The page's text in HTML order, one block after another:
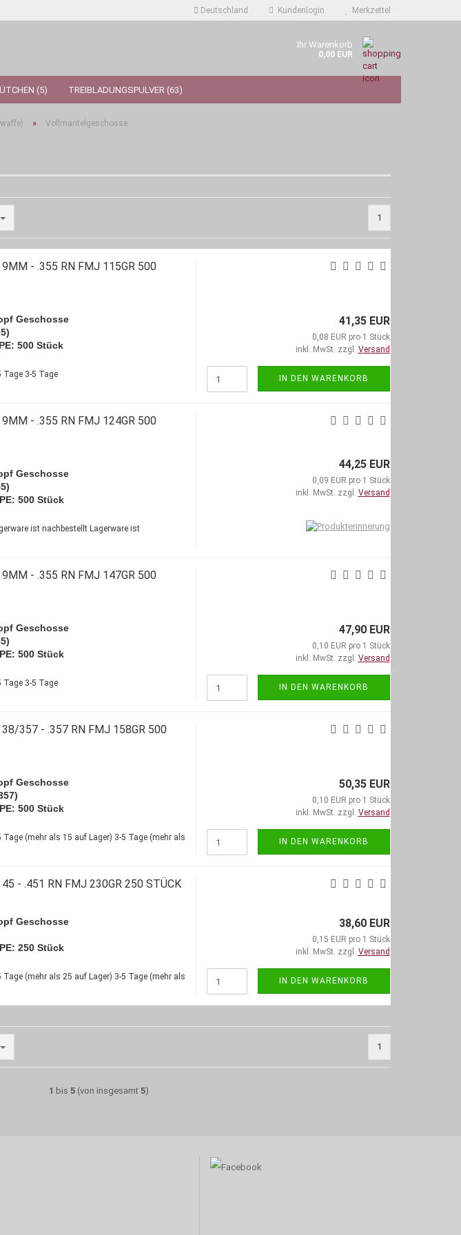
Deutschland Kundenlogin Merkzettel
Ihr Warenkorb
0,00 EUR
(5) TREIBLADUNGSPULVER (63)
» Vollmantelgeschosse
1
9MM - .355 RN FMJ 115GR 500
Geschosse
500 Stück
3-5 Tage
41,35 EUR
0,08 EUR pro 1 Stück
inkl. MwSt. zzgl. Versand
IN DEN WARENKORB
9MM - .355 RN FMJ 124GR 500
Geschosse
500 Stück
Lagerware ist
44,25 EUR
0,09 EUR pro 1 Stück
inkl. MwSt. zzgl. Versand
9MM - .355 RN FMJ 147GR 500
Geschosse
500 Stück
3-5 Tage
47,90 EUR
0,10 EUR pro 1 Stück
inkl. MwSt. zzgl. Versand
IN DEN WARENKORB
38/357 - .357 RN FMJ 158GR 500
Geschosse
500 Stück
3-5 Tage (mehr als
50,35 EUR
0,10 EUR pro 1 Stück
inkl. MwSt. zzgl. Versand
IN DEN WARENKORB
45 - .451 RN FMJ 230GR 250 STÜCK
Geschosse
250 Stück
3-5 Tage (mehr als
38,60 EUR
0,15 EUR pro 1 Stück
inkl. MwSt. zzgl. Versand
IN DEN WARENKORB
1
1 bis 5(von insgesamt 5)